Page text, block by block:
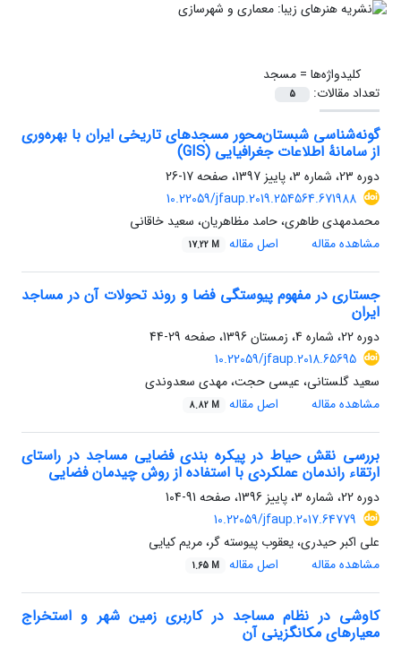
کلیدواژه‌ها =مسجد
تعداد مقالات:
5
گونه‌شناسی شبستان‌محور مسجدهای تاریخی ایران با بهره‌وری
از سامانۀ اطلاعات جغرافیایی (GIS)
دوره 23، شماره 3، پاییز 1397، صفحه
17-26
10.22059/jfaup.2019.254564.671988
محمدمهدی طاهری، حامد مظاهریان، سعید خاقانی
مشاهده مقاله
اصل مقاله 17.22 M
جستاری در مفهوم پیوستگی فضا و روند تحولات آن در مساجد
ایران
دوره 22، شماره 4، زمستان 1396، صفحه
29-44
10.22059/jfaup.2018.65695
سعید گلستانی، عیسی حجت، مهدی سعدوندی
مشاهده مقاله
اصل مقاله 8.82 M
بررسی نقش حیاط در پیکره بندی فضایی مساجد در راستای
ارتقاء راندمان عملکردی با استفاده از روش چیدمان فضایی
دوره 22، شماره 3، پاییز 1396، صفحه
91-104
10.22059/jfaup.2017.64779
علی اکبر حیدری، یعقوب پیوسته گر، مریم کیایی
مشاهده مقاله
اصل مقاله 1.65 M
کاوشی در نظام مساجد در کاربری زمین شهر و استخراج
معیارهای مکانگزینی آن